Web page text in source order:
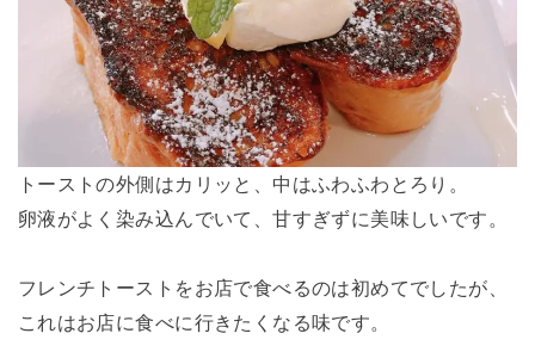
トーストの外側はカリッと、中はふわふわとろり。
卵液がよく染み込んでいて、甘すぎずに美味しいです。
フレンチトーストをお店で食べるのは初めてでしたが、
これはお店に食べに行きたくなる味です。